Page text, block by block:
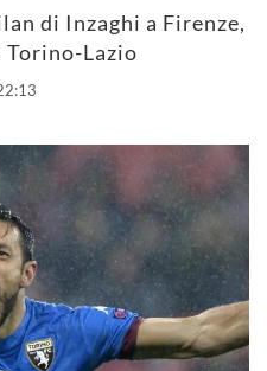
di Inzaghi a Firenze,
Lazio